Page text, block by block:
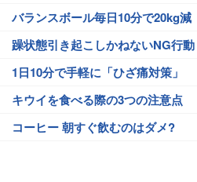
バランスボール毎日10分で20kg減
躁状態引き起こしかねないNG行動
1日10分で手軽に「ひざ痛対策」
キウイを食べる際の3つの注意点
コーヒー 朝すぐ飲むのはダメ?